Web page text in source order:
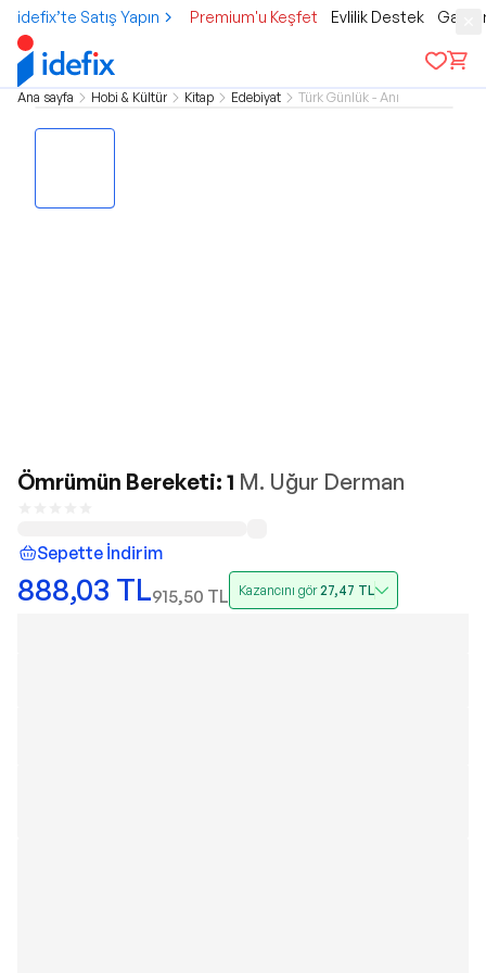
idefix’te Satış Yapın Premium'u Keşfet Evlilik Destek
Ana sayfa Hobi & Kültür Kitap Edebiyat Türk Günlük - Anı
Ömrümün Bereketi: 1 M. Uğur Derman
Sepette İndirim
888,03 TL915,50 TL Kazancını gör27,47 TL